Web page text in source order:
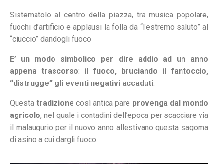
Sistematolo al centro della piazza, tra musica popolare,
fuochi d’artificio e applausi la folla da “l’estremo saluto” al
“ciuccio” dandogli fuoco
E’ un modo simbolico per dire addio ad un anno
appena trascorso: il fuoco, bruciando il fantoccio,
“distrugge” gli eventi negativi accaduti
Questa tradizione così antica pare provenga dal mondo
agricolo, nel quale i contadini dell’epoca per scacciare via
il malaugurio per il nuovo anno allestivano questa sagoma
di asino a cui dargli fuoco.